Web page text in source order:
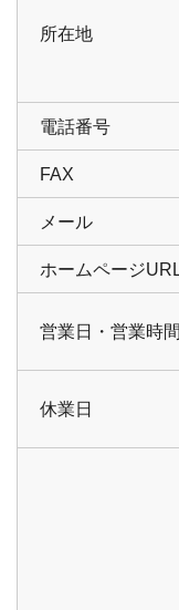
所在地
電話番号
FAX
メール
ホームページ
営業日・営業時間
休業日